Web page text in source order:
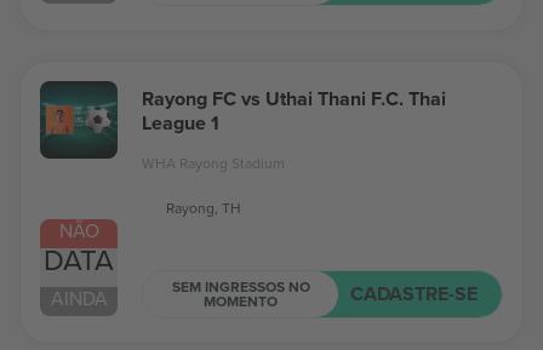
NÃO
DATA
AINDA
Rayong FC vs Uthai Thani F.C. Thai
League 1
WHA Rayong Stadium
Rayong, TH
SEM INGRESSOS NO
MOMENTO CADASTRE-SE